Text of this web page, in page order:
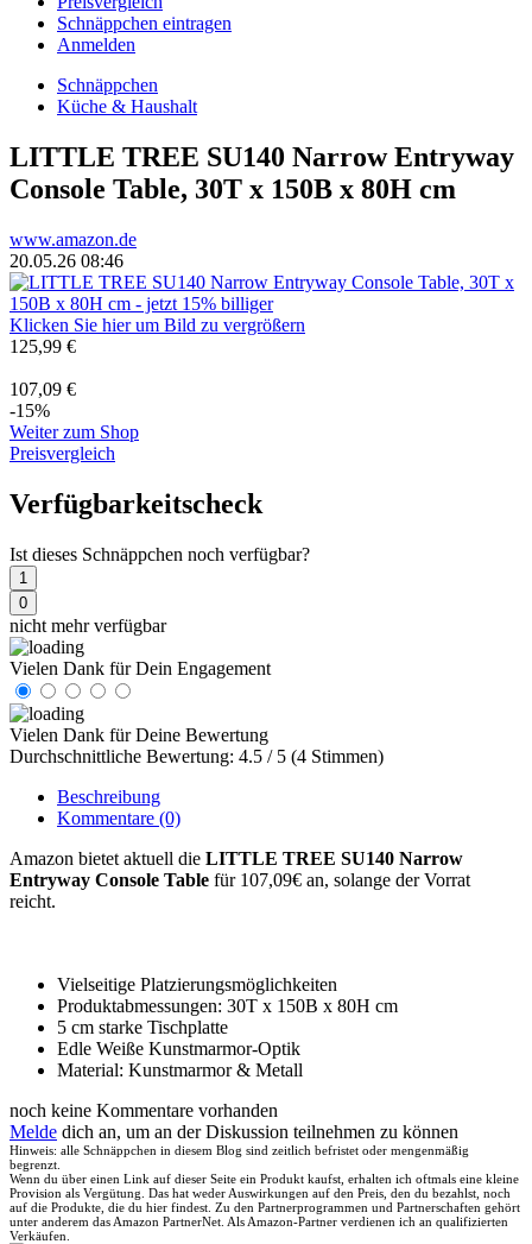
Schnäppchen eintragen
Anmelden
Schnäppchen
Küche & Haushalt
LITTLE TREE SU140 Narrow Entryway
Console Table, 30T x 150B x 80H cm
www.amazon.de
20.05.26 08:46
Klicken Sie hier um Bild zu vergrößern
125,99 €
107,09 €
-15%
Weiter zum Shop
Preisvergleich
Verfügbarkeitscheck
Ist dieses Schnäppchen noch verfügbar?
1
0
nicht mehr verfügbar
Vielen Dank für Dein Engagement
Vielen Dank für Deine Bewertung
Durchschnittliche Bewertung: 4.5 / 5 (4 Stimmen)
Beschreibung
Kommentare (0)
Amazon bietet aktuell die LITTLE TREE SU140 Narrow
Entryway Console Table für 107,09€ an, solange der Vorrat
reicht.
Vielseitige Platzierungsmöglichkeiten
Produktabmessungen: 30T x 150B x 80H cm
5 cm starke Tischplatte
Edle Weiße Kunstmarmor-Optik
Material: Kunstmarmor & Metall
noch keine Kommentare vorhanden
Melde dich an, um an der Diskussion teilnehmen zu können
Hinweis: alle Schnäppchen in diesem Blog sind zeitlich befristet oder mengenmäßig
begrenzt.
Wenn du über einen Link auf dieser Seite ein Produkt kaufst, erhalten ich oftmals eine kleine
Provision als Vergütung. Das hat weder Auswirkungen auf den Preis, den du bezahlst, noch
auf die Produkte, die du hier findest. Zu den Partnerprogrammen und Partnerschaften gehört
unter anderem das Amazon PartnerNet. Als Amazon-Partner verdienen ich an qualifizierten
Verkäufen.